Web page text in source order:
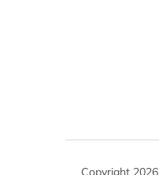
Copyright 2026